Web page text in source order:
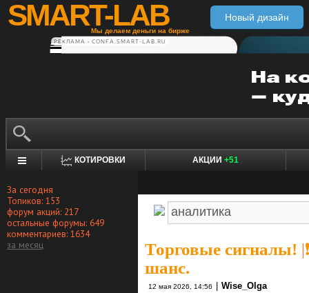
SMART-LAB
Мы делаем деньги на бирже
Новый дизайн
РЕКЛАМА • CONFA.SMART-LAB.RU
КОТИРОВКИ АКЦИИ +51
За сегодня
Топиков: 153
форум акций: 217
остальные форумы: 649
комментариев: 1634
за месяц
Торговые сигналы! |
шанс.
12 мая 2026, 14:56 Wise_Olga